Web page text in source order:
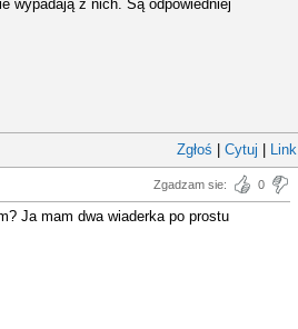
wypadają z nich. Są odpowiedniej
Zgłoś Cytuj Link
Zgadzam sie: 0
Ja mam dwa wiaderka po prostu